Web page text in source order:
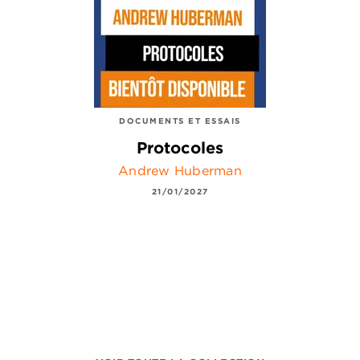
DOCUMENTS ET ESSAIS
Protocoles
Andrew Huberman
21/01/2027